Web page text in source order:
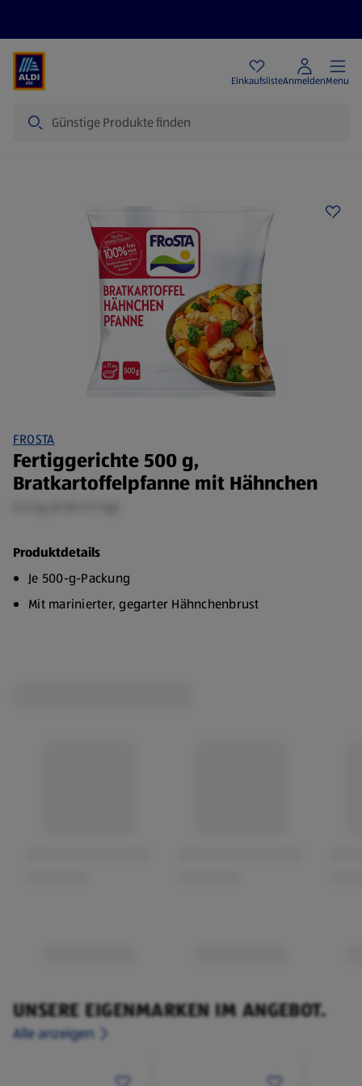
EinkaufslisteAnmeldenMenu
FROSTA
Fertiggerichte 500 g,
Bratkartoffelpfanne mit Hähnchen
Produktdetails
Je 500-g-Packung
Mit marinierter, gegarter Hähnchenbrust
UNSERE EIGENMARKEN IM ANGEBOT.
Alle anzeigen